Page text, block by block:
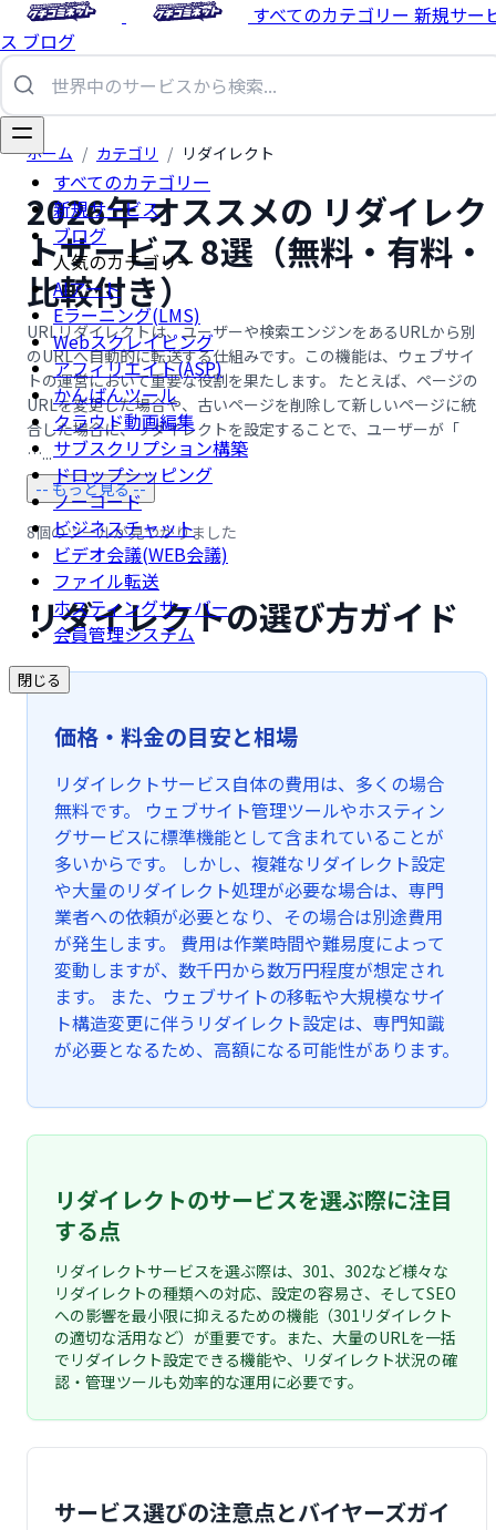
すべてのカテゴリー 新規サー
ス ブログ
すべてのカテゴリー
新規サービス
ブログ
人気のカテゴリー
AIアート
Eラーニング(LMS)
Webスクレイピング
アフィリエイト(ASP)
かんばんツール
クラウド動画編集
サブスクリプション構築
ドロップシッピング
ノーコード
ビジネスチャット
ビデオ会議(WEB会議)
ファイル転送
ホスティングサーバー
会員管理システム
閉じる
ホーム / カテゴリ / リダイレクト
2026年 オススメの リダイレク
トサービス 8選（無料・有料・
比較付き）
URLリダイレクトは、ユーザーや検索エンジンをあるURLから別
のURLへ自動的に転送する仕組みです。この機能は、ウェブサイ
トの運営において重要な役割を果たします。 たとえば、ページの
URLを変更した場合や、古いページを削除して新しいページに統
合した場合に、リダイレクトを設定することで、ユーザーが「
…...
-- もっと見る --
8個のツールが見つかりました
リダイレクトの選び方ガイド
価格・料金の目安と相場
リダイレクトサービス自体の費用は、多くの場合
無料です。 ウェブサイト管理ツールやホスティン
グサービスに標準機能として含まれていることが
多いからです。 しかし、複雑なリダイレクト設定
や大量のリダイレクト処理が必要な場合は、専門
業者への依頼が必要となり、その場合は別途費用
が発生します。 費用は作業時間や難易度によって
変動しますが、数千円から数万円程度が想定され
ます。 また、ウェブサイトの移転や大規模なサイ
ト構造変更に伴うリダイレクト設定は、専門知識
が必要となるため、高額になる可能性があります。
リダイレクトのサービスを選ぶ際に注目
する点
リダイレクトサービスを選ぶ際は、301、302など様々な
リダイレクトの種類への対応、設定の容易さ、そしてSEO
への影響を最小限に抑えるための機能（301リダイレクト
の適切な活用など）が重要です。また、大量のURLを一括
でリダイレクト設定できる機能や、リダイレクト状況の確
認・管理ツールも効率的な運用に必要です。
サービス選びの注意点とバイヤーズガイ